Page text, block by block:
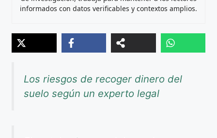
informados con datos verificables y contextos amplios.
Los riesgos de recoger dinero del
suelo según un experto legal